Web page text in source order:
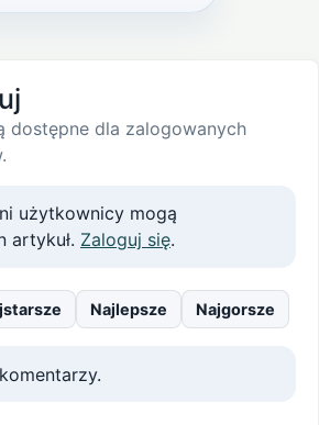
dostępne dla zalogowanych
użytkownicy mogą
artykuł. Zaloguj się.
Najlepsze Najgorsze